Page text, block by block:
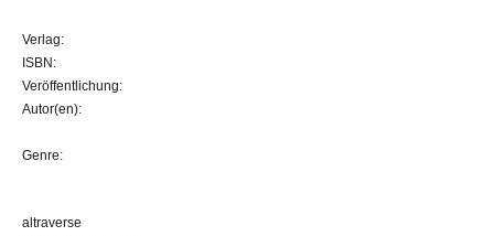
Verlag:
ISBN:
Veröffentlichung:
Autor(en):
Genre:
altraverse